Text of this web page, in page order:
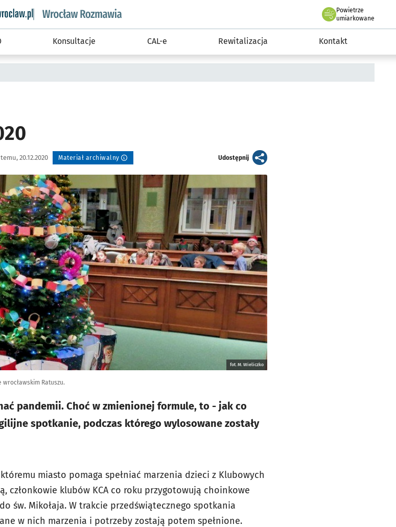
informacyjny wroclaw.pl podserwis: Rozmawia
Powietrze
we Wrocławiu
umiarkowane
Konsultacje CAL-e Rewitalizacja Kontakt
20.12.2020 Materiał archiwalny Udostępnijartykuł
fot. M. Wieliczko
Ratuszu.
pandemii. Choć w zmienionej formule, to - jak co
spotkanie, podczas którego wylosowane zostały
miasto pomaga spełniać marzenia dzieci z Klubowych
członkowie klubów KCA co roku przygotowują choinkowe
św. Mikołaja. W trakcie przedświątecznego spotkania
w nich marzenia i potrzeby zostają potem spełnione.